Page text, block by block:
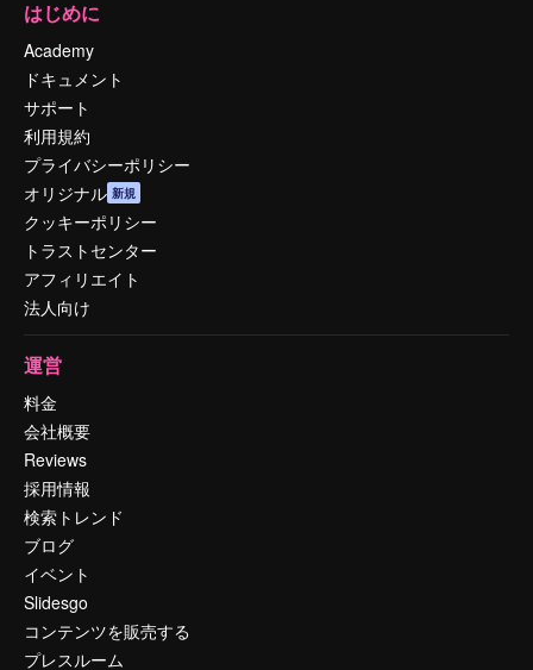
はじめに
Academy
ドキュメント
サポート
利用規約
プライバシーポリシー
オリジナル 新規
クッキーポリシー
トラストセンター
アフィリエイト
法人向け
運営
料金
会社概要
Reviews
採用情報
検索トレンド
ブログ
イベント
Slidesgo
コンテンツを販売する
プレスルーム